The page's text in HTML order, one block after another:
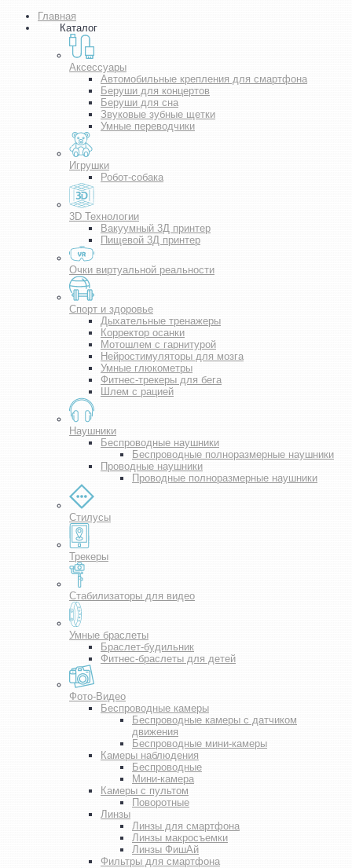
Главная
Каталог
Аксессуары
Автомобильные крепления для смартфона
Беруши для концертов
Беруши для сна
Звуковые зубные щетки
Умные переводчики
Игрушки
Робот-собака
3D Технологии
Вакуумный 3Д принтер
Пищевой 3Д принтер
Очки виртуальной реальности
Спорт и здоровье
Дыхательные тренажеры
Корректор осанки
Мотошлем с гарнитурой
Нейростимуляторы для мозга
Умные глюкометры
Фитнес-трекеры для бега
Шлем с рацией
Наушники
Беспроводные наушники
Беспроводные полноразмерные наушники
Проводные наушники
Проводные полноразмерные наушники
Стилусы
Трекеры
Стабилизаторы для видео
Умные браслеты
Браслет-будильник
Фитнес-браслеты для детей
Фото-Видео
Беспроводные камеры
Беспроводные камеры с датчиком
движения
Беспроводные мини-камеры
Камеры наблюдения
Беспроводные
Мини-камера
Камеры с пультом
Поворотные
Линзы
Линзы для смартфона
Линзы макросъемки
Линзы ФишАй
Фильтры для смартфона